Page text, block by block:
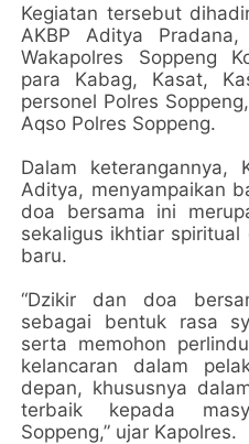
Kegiatan tersebut
AKBP Aditya Pradana,
Wakapolres Soppeng
para Kabag, Kasat,
personel Polres
Aqso Polres Soppeng.
Dalam keterangannya,
Aditya, menyampaikan
doa bersama ini
sekaligus ikhtiar
baru.
“Dzikir dan doa
sebagai bentuk rasa
serta memohon
kelancaran dalam
depan, khususnya
terbaik kepada
Soppeng,” ujar Kapolres.